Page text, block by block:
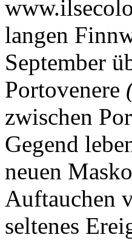
langen
September
Portovenere
zwischen
Gegend
neuen
Auftauchen
seltenes